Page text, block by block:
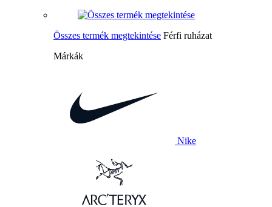
Összes termék megtekintése Férfi ruházat
Márkák
Nike